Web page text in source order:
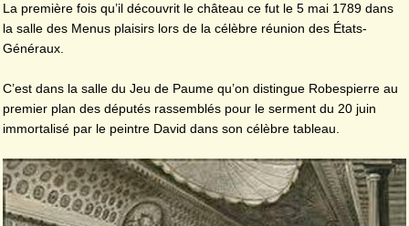
La première fois qu’il découvrit le château ce fut le 5 mai 1789 dans
la salle des Menus plaisirs lors de la célèbre réunion des États-
Généraux.
C’est dans la salle du Jeu de Paume qu’on distingue Robespierre au
premier plan des députés rassemblés pour le serment du 20 juin
immortalisé par le peintre David dans son célèbre tableau.